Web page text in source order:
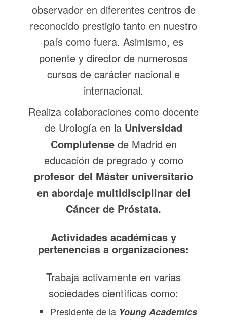
observador en diferentes centros de
reconocido prestigio tanto en nuestro
país como fuera. Asimismo, es
ponente y director de numerosos
cursos de carácter nacional e
internacional.
Realiza colaboraciones como docente
de Urología en la Universidad
Complutensede Madrid en
educación de pregrado y como
profesor del Máster universitario
en abordaje multidisciplinar del
Cáncer de Próstata.
Actividades académicas y
pertenencias a organizaciones:
Trabaja activamente en varias
sociedades científicas como:
Presidente de la Young Academics